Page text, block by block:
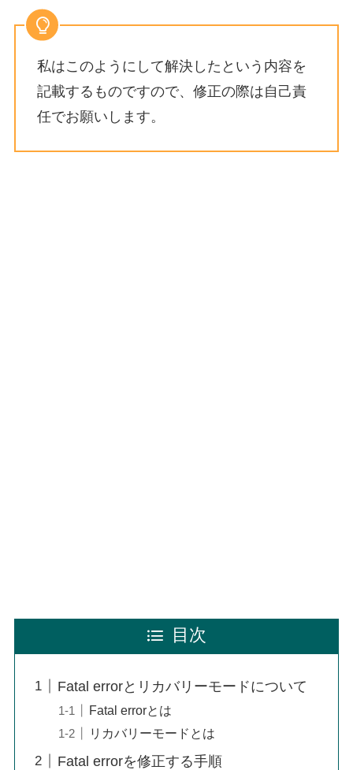
私はこのようにして解決したという内容を
記載するものですので、修正の際は自己責
任でお願いします。
目次
Fatal errorとリカバリーモードについて
Fatal errorとは
リカバリーモードとは
Fatal errorを修正する手順